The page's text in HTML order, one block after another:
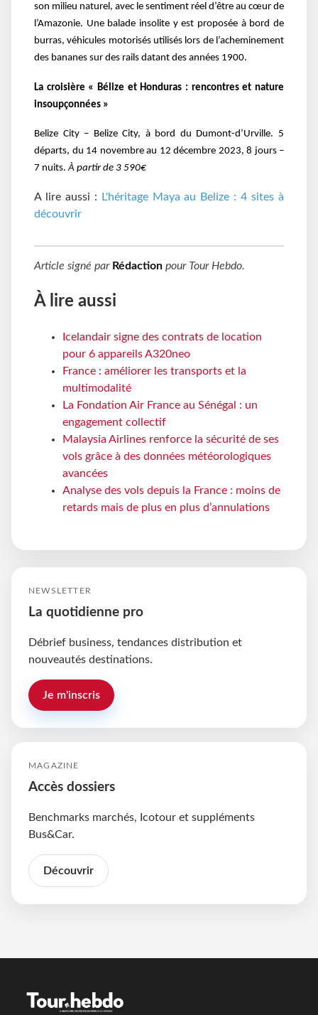
son milieu naturel, avec le sentiment réel d’être au cœur de
l’Amazonie. Une balade insolite y est proposée à bord de
burras, véhicules motorisés utilisés lors de l’acheminement
des bananes sur des rails datant des années 1900.
La croisière « Bélize et Honduras : rencontres et nature
insoupçonnées »
Belize City – Belize City, à bord du Dumont-d’Urville. 5
départs, du 14 novembre au 12 décembre 2023, 8 jours –
7 nuits.À partir de 3 590€
A lire aussi : L'héritage Maya au Belize : 4 sites à
découvrir
Article signé par Rédaction pour Tour Hebdo.
À lire aussi
Icelandair signe des contrats de location
pour 6 appareils A320neo
France : améliorer les transports et la
multimodalité
La Fondation Air France au Sénégal : un
engagement collectif
Malaysia Airlines renforce la sécurité de ses
vols grâce à des données météorologiques
avancées
Analyse des vols depuis la France : moins de
retards mais de plus en plus d’annulations
NEWSLETTER
La quotidienne pro
Débrief business, tendances distribution et
nouveautés destinations.
Je m'inscris
MAGAZINE
Accès dossiers
Benchmarks marchés, Icotour et suppléments
Bus&Car.
Découvrir